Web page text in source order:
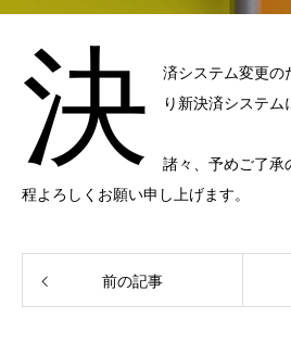
決
済システム変更の
り新決済システム
諸々、予めご了承
程よろしくお願い申し上げます。
前の記事